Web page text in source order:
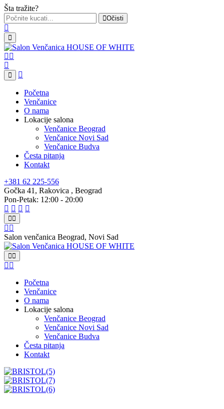
Šta tražite?
Očisti
Početna
Venčanice
O nama
Lokacije salona
Venčanice Beograd
Venčanice Novi Sad
Venčanice Budva
Česta pitanja
Kontakt
+381 62 225-556
Gočka 41, Rakovica , Beograd
Pon-Petak: 12:00 - 20:00
Salon venčanica Beograd, Novi Sad
Početna
Venčanice
O nama
Lokacije salona
Venčanice Beograd
Venčanice Novi Sad
Venčanice Budva
Česta pitanja
Kontakt